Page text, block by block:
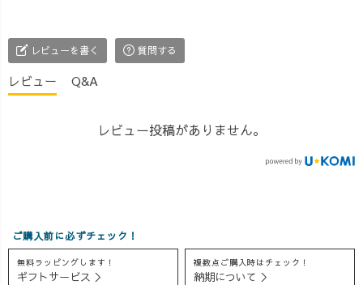
レビューを書く 質問する
レビュー Q&A
レビュー投稿がありません。
ご購入前に必ずチェック！
無料ラッピングします！
ギフトサービス ＞
複数点ご購入時はチェック！
納期について ＞